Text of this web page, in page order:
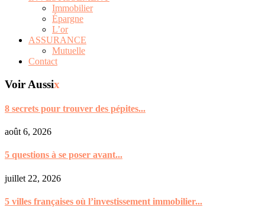
Immobilier
Épargne
L’or
ASSURANCE
Mutuelle
Contact
Voir Aussix
8 secrets pour trouver des pépites...
août 6, 2026
5 questions à se poser avant...
juillet 22, 2026
5 villes françaises où l’investissement immobilier...